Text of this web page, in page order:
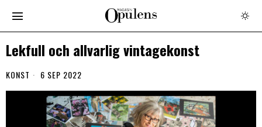
Lekfull och allvarlig vintagekonst
KONST 6 SEP 2022